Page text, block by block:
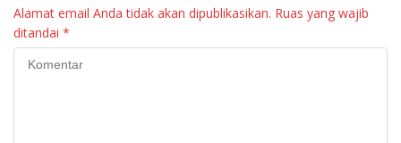
Alamat email Anda tidak akan dipublikasikan. Ruas yang wajib
ditandai *